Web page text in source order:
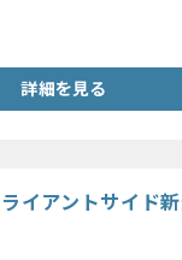
詳細を見る
イアントサイド